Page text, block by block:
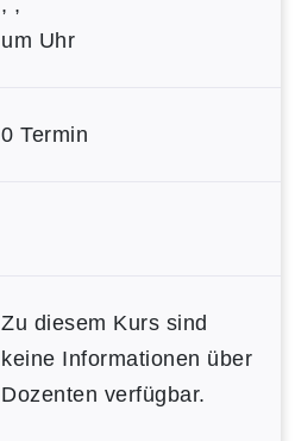
um Uhr
0 Termin
Zu diesem Kurs sind
keine Informationen über
Dozenten verfügbar.